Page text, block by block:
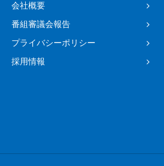
会社概要
番組審議会報告
プライバシーポリシー
採用情報